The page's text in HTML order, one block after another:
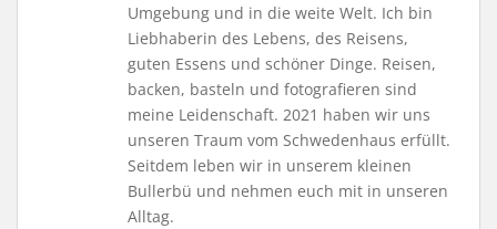
Umgebung und in die weite Welt. Ich bin
Liebhaberin des Lebens, des Reisens,
guten Essens und schöner Dinge. Reisen,
backen, basteln und fotografieren sind
meine Leidenschaft. 2021 haben wir uns
unseren Traum vom Schwedenhaus erfüllt.
Seitdem leben wir in unserem kleinen
Bullerbü und nehmen euch mit in unseren
Alltag.